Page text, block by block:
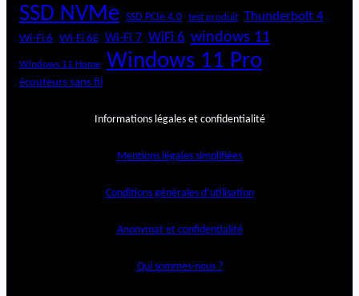
SSD NVMe SSD PCIe 4.0 test produit Thunderbolt 4
Wi-Fi 6 Wi-Fi 6E Wi-Fi 7 WiFi 6 windows 11
Windows 11 Home Windows 11 Pro
écouteurs sans fil
Informations légales et confidentialité
Mentions légales simplifiées
Conditions générales d’utilisation
Anonymat et confidentialité
Qui sommes-nous ?